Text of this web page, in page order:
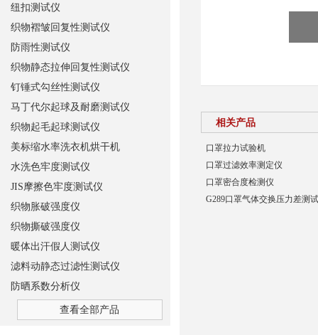
相关产品
口罩拉力试验机
口罩过滤效率测定仪
口罩密合度检测仪
G289口罩气体交换压力差测
纽扣测试仪
织物褶皱回复性测试仪
防雨性测试仪
织物静态拉伸回复性测试仪
钉锤式勾丝性测试仪
马丁代尔起球及耐磨测试仪
织物起毛起球测试仪
美标缩水率洗衣机烘干机
水洗色牢度测试仪
JIS摩擦色牢度测试仪
织物胀破强度仪
织物撕破强度仪
暖体出汗假人测试仪
滤料动静态过滤性测试仪
防晒系数分析仪
查看全部产品